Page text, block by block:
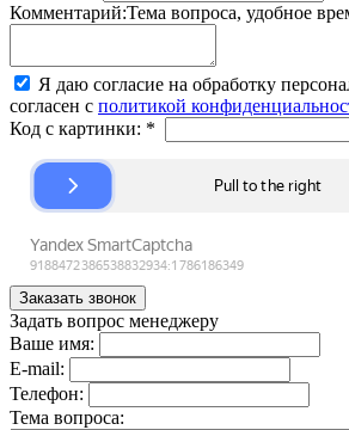
Комментарий:Тема вопроса, удобное
Я даю согласие на обработку
согласен с политикой
Код с картинки: *
Задать вопрос менеджеру
Ваше имя:
E-mail:
Телефон:
Тема вопроса: